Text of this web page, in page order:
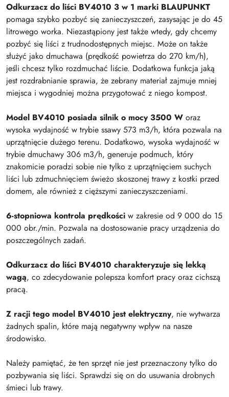
Odkurzacz do liści BV4010 3 w 1 marki BLAUPUNKT
pomaga szybko pozbyć się zanieczyszczeń, zasysając je do 45
litrowego worka. Niezastąpiony jest także wtedy, gdy chcemy
pozbyć się liści z trudnodostępnych miejsc. Może on także
służyć jako dmuchawa (prędkość powietrza do 270 km/h),
jeśli chcesz tylko rozdmuchać liście. Dodatkowa funkcja jaką
jest rozdrabnianie sprawia, że zebrany materiał zajmuje mniej
miejsca i wygodniej można przygotować z niego kompost.
Model BV4010 posiada silnik o mocy 3500 W oraz
wysoka wydajność w trybie ssawy 573 m3/h, która pozwala na
uprzątnięcie dużego terenu. Dodatkowo, wysoka wydajność w
trybie dmuchawy 306 m3/h, generuje podmuch, który
znakomicie poradzi sobie nie tylko z uprzątnięciem suchych
liści lub zdmuchnięciem świeżo skoszonej trawy z kostki przed
domem, ale również z cięższymi zanieczyszczeniami.
6-stopniowa kontrola prędkości w zakresie od 9 000 do 15
000 obr./min. Pozwala na dostosowanie pracy urządzenia do
poszczególnych zadań.
Odkurzacz do liści BV4010 charakteryzuje się lekką
wagą, co zdecydowanie polepsza komfort pracy oraz cichszą
pracą.
Z racji tego model BV4010 jest elektryczny, nie wytwarza
żadnych spalin, które mają negatywny wpływ na nasze
środowisko.
Należy pamiętać, że ten sprzęt nie jest przeznaczony tylko do
pozbywania się liści. Sprawdzi się on do usuwania drobnych
śmieci lub trawy.